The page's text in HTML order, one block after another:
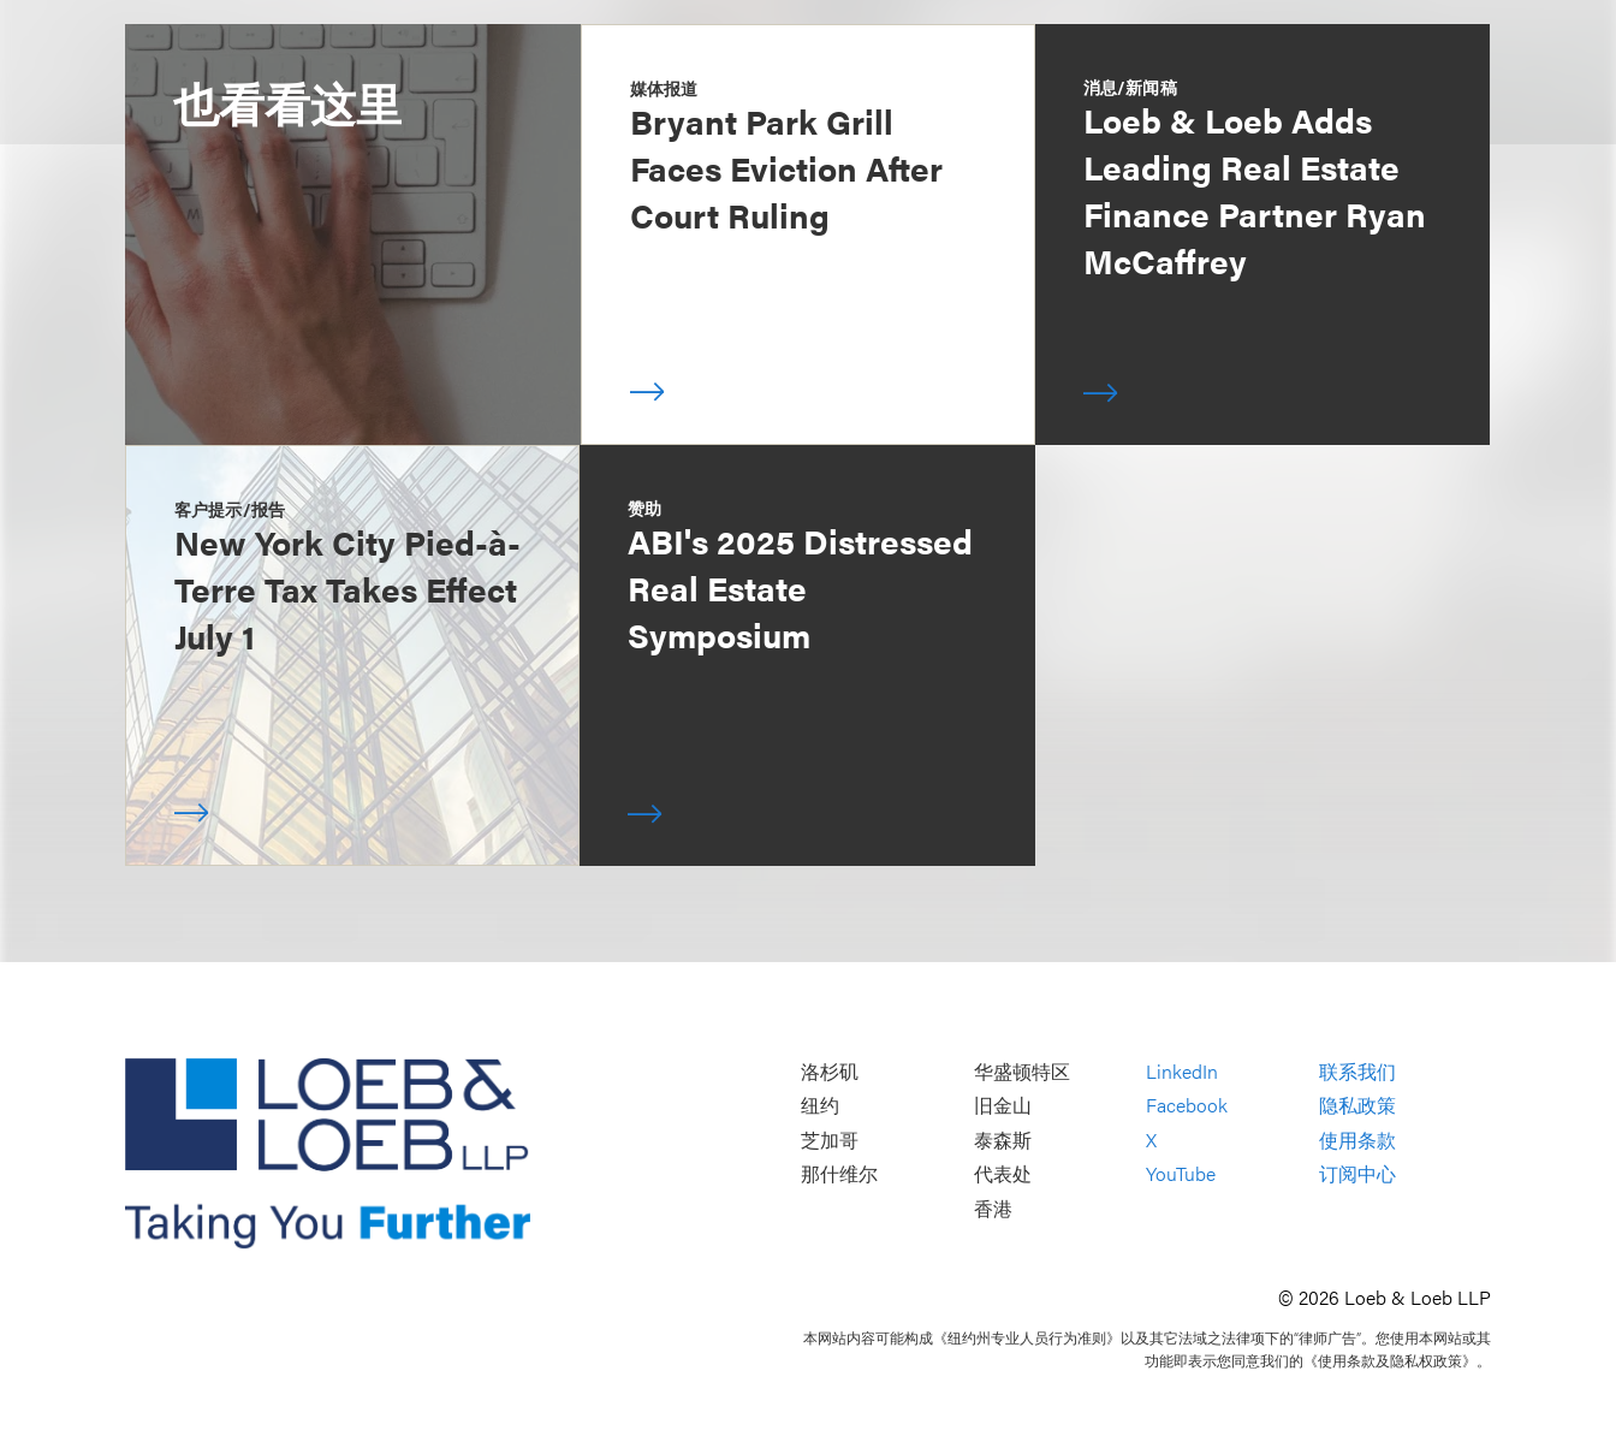
也看看这里 媒体报道
Bryant Park Grill
Faces Eviction After
Court Ruling
消息/新闻稿
Loeb & Loeb Adds
Leading Real Estate
Finance Partner Ryan
McCaffrey
客户提示/报告
New York City Pied-à-
Terre Tax Takes Effect
July 1
赞助
ABI's 2025 Distressed
Real Estate
Symposium
洛杉矶
纽约
芝加哥
那什维尔
华盛顿特区
旧金山
泰森斯
代表处
香港
LinkedIn
Facebook
X
YouTube
联系我们
隐私政策
使用条款
订阅中心
© 2026 Loeb & Loeb LLP
本网站内容可能构成《纽约州专业人员行为准则》以及其它法域之法律项下的“律师广告”。您使用本网站或其
功能即表示您同意我们的《使用条款及隐私权政策》。